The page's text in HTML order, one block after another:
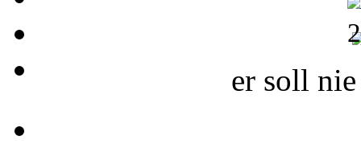
er soll